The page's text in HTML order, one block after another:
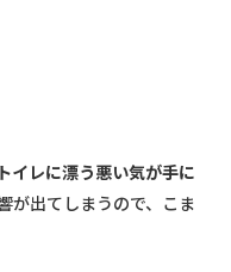
イレに漂う悪い気が手に
が出てしまうので、こま